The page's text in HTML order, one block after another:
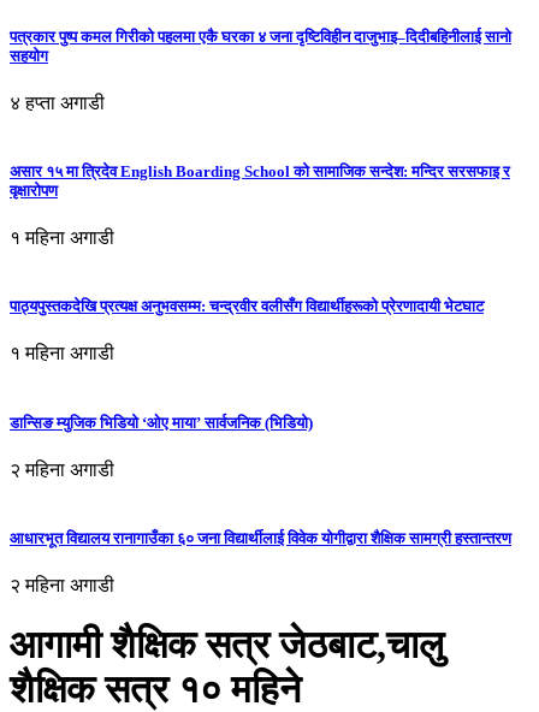
पत्रकार पुष्प कमल गिरीको पहलमा एकै घरका ४ जना दृष्टिविहीन दाजुभाइ–दिदीबहिनीलाई सानो
सहयोग
४ हप्ता अगाडी
असार १५ मा त्रिदेव English Boarding School को सामाजिक सन्देश: मन्दिर सरसफाइ र
वृक्षारोपण
१ महिना अगाडी
पाठ्यपुस्तकदेखि प्रत्यक्ष अनुभवसम्म: चन्द्रवीर वलीसँग विद्यार्थीहरूको प्रेरणादायी भेटघाट
१ महिना अगाडी
डान्सिङ म्युजिक भिडियो ‘ओए माया’ सार्वजनिक (भिडियो)
२ महिना अगाडी
आधारभूत विद्यालय रानागाउँका ६० जना विद्यार्थीलाई विवेक योगीद्वारा शैक्षिक सामग्री हस्तान्तरण
२ महिना अगाडी
आगामी शैक्षिक सत्र जेठबाट,चालु
शैक्षिक सत्र १० महिने